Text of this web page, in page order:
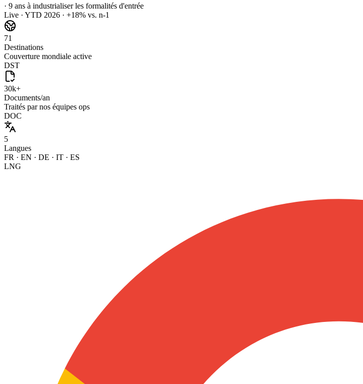
· 9 ans à industrialiser les formalités d'entrée
Live · YTD 2026 · +18% vs. n-1
71
Destinations
Couverture mondiale active
DST
30k+
Documents/an
Traités par nos équipes ops
DOC
5
Langues
FR · EN · DE · IT · ES
LNG